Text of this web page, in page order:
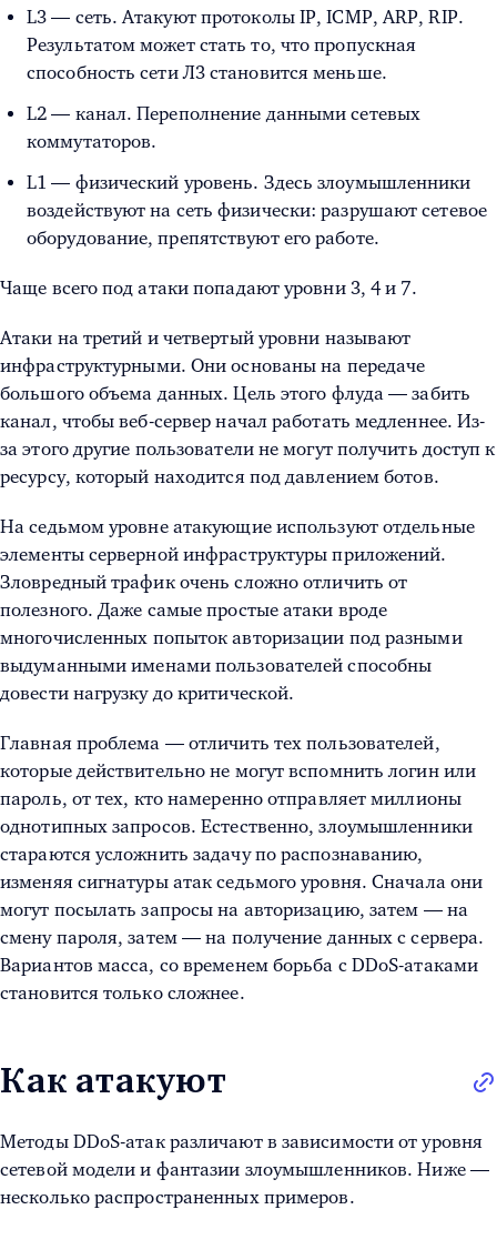
L3 — сеть. Атакуют протоколы IP, ICMP, ARP, RIP.
Результатом может стать то, что пропускная
способностьсети Л3становится меньше.
L2 — канал. Переполнение данными сетевых
коммутаторов.
L1 — физический уровень. Здесь злоумышленники
воздействуют на сеть физически: разрушают сетевое
оборудование, препятствуют его работе.
Чаще всего под атаки попадают уровни 3, 4 и 7.
Атаки на третий и четвертый уровни называют
инфраструктурными. Они основаны на передаче
большого объема данных. Цель этого флуда — забить
канал, чтобы веб-сервер начал работать медленнее. Из-
за этого другие пользователи не могут получить доступ к
ресурсу, который находится под давлением ботов.
На седьмом уровне атакующие используют отдельные
элементы серверной инфраструктуры приложений.
Зловредный трафик очень сложно отличить от
полезного. Даже самые простые атаки вроде
многочисленных попыток авторизации под разными
выдуманными именами пользователей способны
довести нагрузку до критической.
Главная проблема — отличить тех пользователей,
которые действительно не могут вспомнить логин или
пароль, от тех, кто намеренно отправляет миллионы
однотипных запросов. Естественно, злоумышленники
стараются усложнить задачу по распознаванию,
изменяя сигнатуры атак седьмого уровня. Сначала они
могут посылать запросы на авторизацию, затем — на
смену пароля, затем — на получение данных с сервера.
Вариантов масса, со временем борьба с DDoS-атаками
становится только сложнее.
Как атакуют
Методы DDoS-атакразличают в зависимости от уровня
сетевой модели и фантазии злоумышленников. Ниже —
несколько распространенных примеров.